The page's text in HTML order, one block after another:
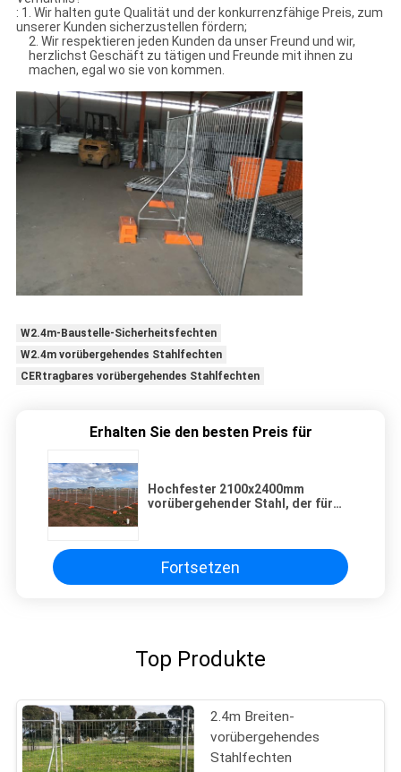
: 1. Wir halten gute Qualität und der konkurrenzfähige Preis, zum
unserer Kunden sicherzustellen fördern;
2. Wir respektieren jeden Kunden da unser Freund und wir,
herzlichst Geschäft zu tätigen und Freunde mit ihnen zu
machen, egal wo sie von kommen.
W2.4m-Baustelle-Sicherheitsfechten
W2.4m vorübergehendes Stahlfechten
CERtragbares vorübergehendes Stahlfechten
Erhalten Sie den besten Preis für
Hochfester 2100x2400mm
vorübergehender Stahl, der für
Fortsetzen
Top Produkte
2.4m Breiten-
vorübergehendes
Stahlfechten